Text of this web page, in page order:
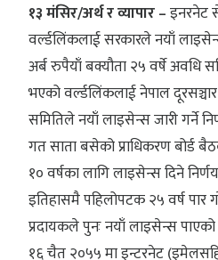
१३ मंसिर/अर्थ र व्यापार –इनरनेट
वर्ल्डलिंकलाई सरकारले नयाँ
अर्ब रुपैयाँ बक्यौता २५ वर्षे अवधि
भएको वर्ल्डलिंकलाई नेपाल
समितिले नयाँ लाइसेन्स जारी गर्ने
गत साता बसेको प्राधिकरण बोर्ड
१० वर्षका लागि लाइसेन्स दिने
इतिहासमै पहिलोपटक २५ वर्ष पार
प्रदायकले पुनः नयाँ लाइसेन्स पाएको
१६ चैत २०५५ मा इन्टरनेट